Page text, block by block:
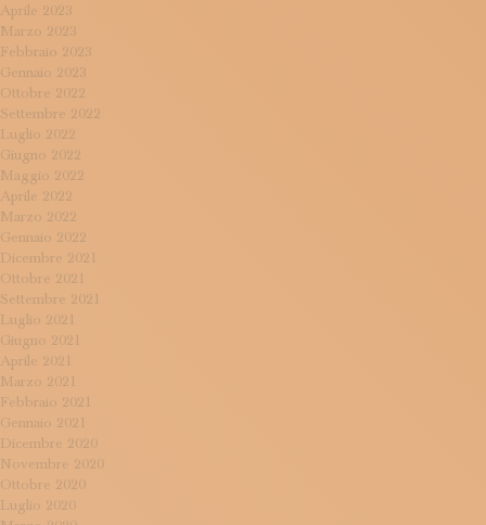
Aprile 2023
Marzo 2023
Febbraio 2023
Gennaio 2023
Ottobre 2022
Settembre 2022
Luglio 2022
Giugno 2022
Maggio 2022
Aprile 2022
Marzo 2022
Gennaio 2022
Dicembre 2021
Ottobre 2021
Settembre 2021
Luglio 2021
Giugno 2021
Aprile 2021
Marzo 2021
Febbraio 2021
Gennaio 2021
Dicembre 2020
Novembre 2020
Ottobre 2020
Luglio 2020